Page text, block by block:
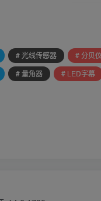
# 光线传感器 # 分贝仪
# 量角器 # LED字幕